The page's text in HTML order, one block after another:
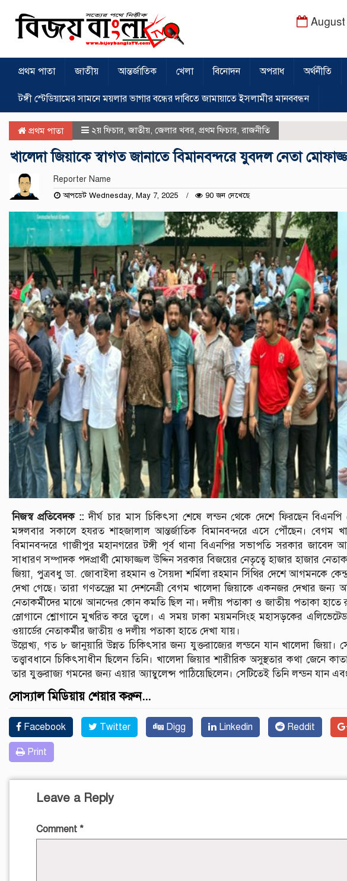
August
প্রথম পাতা জাতীয় আন্তর্জাতিক খেলা বিনোদন অপরাধ অর্থনীতি
টঙ্গী স্টেডিয়ামের সামনে ময়লার ভাগার বন্ধের দাবিতে জামায়াতে ইসলামীর মানববন্ধন
প্রথম পাতা ২য় ফিচার ,জাতীয় জেলার খবর প্রথম ফিচার রাজনীতি
খালেদা জিয়াকে স্বাগত জানাতে বিমানবন্দরে যুবদল নেতা
Reporter Name
আপডেট Wednesday, May 7, 2025 90 জন দেখেছে
নিজস্ব প্রতিবেদক :: দীর্ঘ চার মাস চিকিৎসা শেষে লন্ডন থেকে দেশে ফিরছেন বিএনপি
মঙ্গলবার সকালে হযরত শাহজালাল আন্তর্জাতিক বিমানবন্দরে এসে পৌঁছেন। বেগম
বিমানবন্দরে গাজীপুর মহানগরের টঙ্গী পূর্ব থানা বিএনপির সভাপতি সরকার জাবেদ
সাধারণ সম্পাদক পদপ্রার্থী মোফাজ্জল উদ্দিন সরকার বিজয়ের নেতৃত্বে হাজার হাজার
জিয়া, পুত্রবধু ডা. জোবাইদা রহমান ও সৈয়দা শর্মিলা রহমান সিঁথির দেশে আগমনকে
দেখা গেছে। তারা গণতন্ত্রের মা দেশনেত্রী বেগম খালেদা জিয়াকে একনজর দেখার
নেতাকর্মীদের মাঝে আনন্দের কোন কমতি ছিল না। দলীয় পতাকা ও জাতীয় পতাকা হাতে
স্লোগানে শ্লোগানে মুখরিত করে তুলে। এ সময় ঢাকা ময়মনসিংহ মহাসড়কের এলিভেটেড
ওয়ার্ডের নেতাকর্মীর জাতীয় ও দলীয় পতাকা হাতে দেখা যায়।
উল্লেখ্য, গত ৮ জানুয়ারি উন্নত চিকিৎসার জন্য যুক্তরাজ্যের লন্ডনে যান খালেদা জিয়া।
তত্ত্বাবধানে চিকিৎসাধীন ছিলেন তিনি। খালেদা জিয়ার শারীরিক অসুস্থতার কথা জেনে
তার যুক্তরাজ্য গমনের জন্য এয়ার অ্যাম্বুলেন্স পাঠিয়েছিলেন। সেটিতেই তিনি লন্ডন যান
সোস্যাল মিডিয়ায় শেয়ার করুন...
Facebook Twitter Digg Linkedin Reddit
Print
Leave a Reply
Comment *